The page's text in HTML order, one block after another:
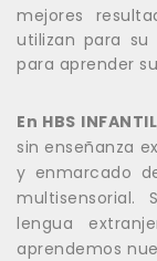
mejores
utilizan para su
para aprender
En HBS INFANTIL
sin enseñanza
y enmarcado
lengua
aprendemos